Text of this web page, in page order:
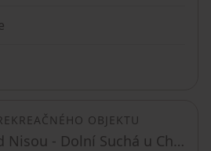
OBJEKTU
Hrádek nad Nisou - Dolní Suchá u Chotyně, Liberecký kraj